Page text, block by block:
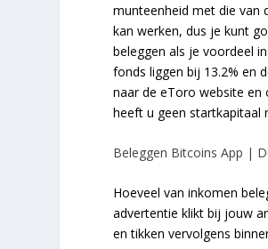
munteenheid met die van
kan werken, dus je kunt
beleggen als je voordeel
fonds liggen bij 13.2% en
naar de eToro website en
heeft u geen startkapitaal
Beleggen Bitcoins App |
Hoeveel van inkomen
advertentie klikt bij jouw
en tikken vervolgens